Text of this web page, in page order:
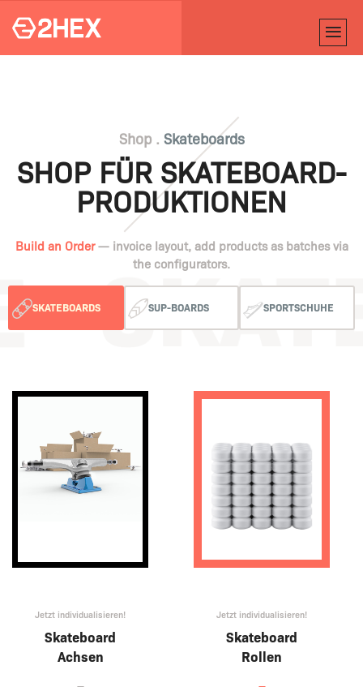
Shop . Skateboards
SHOP FÜR SKATEBOARD-
PRODUKTIONEN
Build an Order— invoice layout, add products as batches via
the configurators.
SKATEBOARDS SUP-BOARDS SPORTSCHUHE
Jetzt individualisieren!
Skateboard
Achsen
Jetzt individualisieren!
Skateboard
Rollen